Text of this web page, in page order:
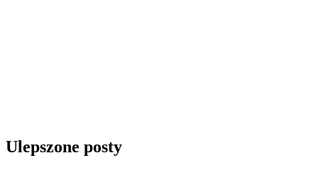
Ulepszone posty